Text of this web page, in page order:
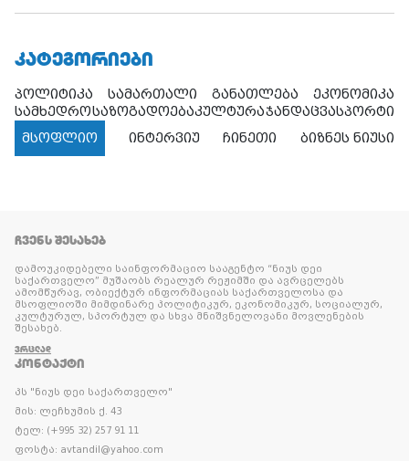
ᲙᲐᲢᲔᲒᲝᲠᲘᲔᲑᲘ
პოლიტიკა სამართალი განათლება
ეკონომიკა
სამხედროსაზოგადოებაკულტურაჯანდაცვასპორტი
მსოფლიო
ინტერვიუ ჩინეთი ბიზნეს ნიუსი
ᲩᲕᲔᲜᲡ ᲨᲔᲡᲐᲮᲔᲑ
დამოუკიდებელი საინფორმაციო სააგენტო “ნიუს დეი
საქართველო” მუშაობს რეალურ რეჟიმში და ავრცელებს
ამომწურავ, ობიექტურ ინფორმაციას საქართველოსა და
მსოფლიოში მიმდინარე პოლიტიკურ, ეკონომიკურ, სოციალურ,
კულტურულ, სპორტულ და სხვა მნიშვნელოვანი მოვლენების
შესახებ.
ᲕᲠᲪᲚᲐᲓ
ᲙᲝᲜᲢᲐᲥᲢᲘ
პს "ნიუს დეი საქართველო"
მის: ლეჩხუმის ქ. 43
ტელ: (+995 32) 257 91 11
ფოსტა: avtandil@yahoo.com